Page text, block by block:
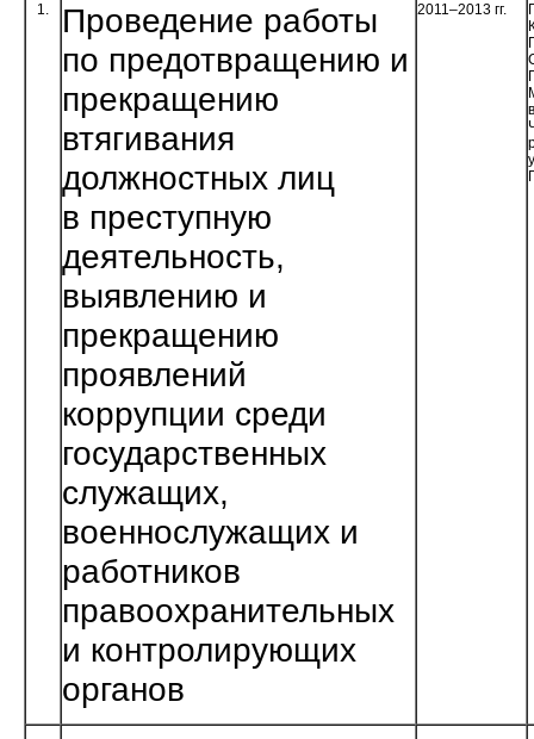
1.
Проведение работы
по предо­твращению и
прекращению
втягивания
должностных лиц
в преступную
деятельность,
выявлению и
прекращению
проявлений
коррупции среди
государственных
служащих,
военнослужащих и
работников
правоохранительных
и контролирующих
органов
2011–2013 гг.